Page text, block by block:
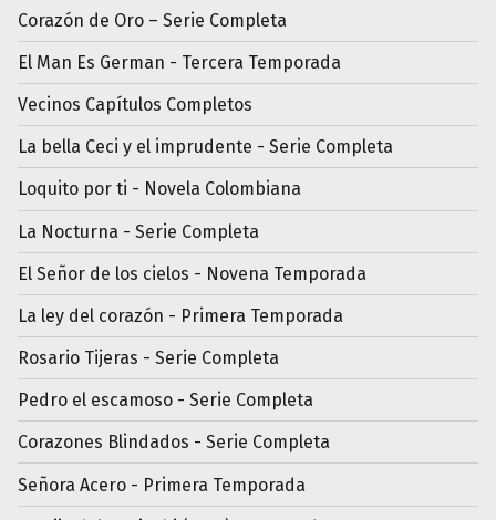
Corazón de Oro – Serie Completa
El Man Es German - Tercera Temporada
Vecinos Capítulos Completos
La bella Ceci y el imprudente - Serie Completa
Loquito por ti - Novela Colombiana
La Nocturna - Serie Completa
El Señor de los cielos - Novena Temporada
La ley del corazón - Primera Temporada
Rosario Tijeras - Serie Completa
Pedro el escamoso - Serie Completa
Corazones Blindados - Serie Completa
Señora Acero - Primera Temporada